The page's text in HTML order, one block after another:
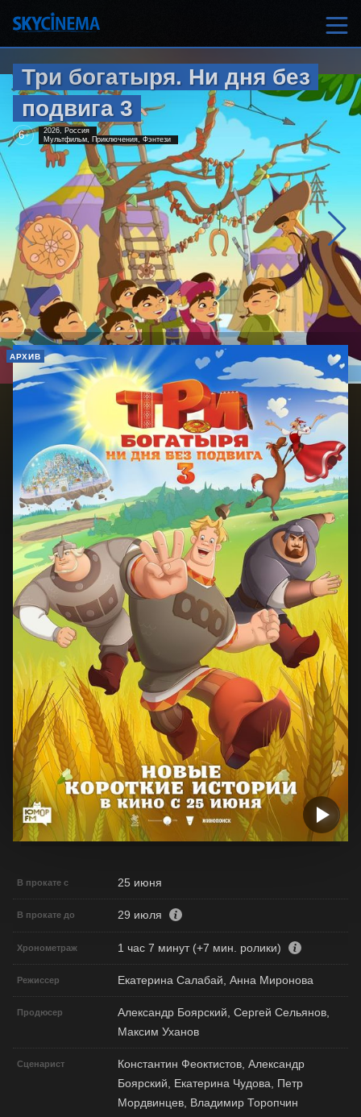
Три богатыря. Ни дня без
подвига 3
6+
2026, Россия
Мультфильм, Приключения, Фэнтези
АРХИВ
В прокате с 25 июня
В прокате до 29 июля
Хронометраж 1 час 7 минут (+7 мин. ролики)
Режиссер Екатерина Салабай, Анна Миронова
Продюсер
Александр Боярский, Сергей Сельянов,
Максим Уханов
Сценарист
Константин Феоктистов, Александр
Боярский, Екатерина Чудова, Петр
Мордвинцев, Владимир Торопчин